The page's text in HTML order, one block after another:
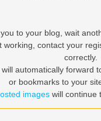
to your blog, wait
working, contact your
correctly.
automatically forward
or bookmarks to your
images will continue